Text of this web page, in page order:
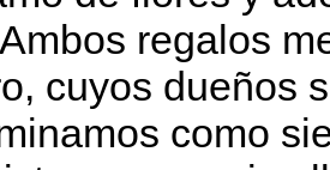
regalos
cuyos dueños
como